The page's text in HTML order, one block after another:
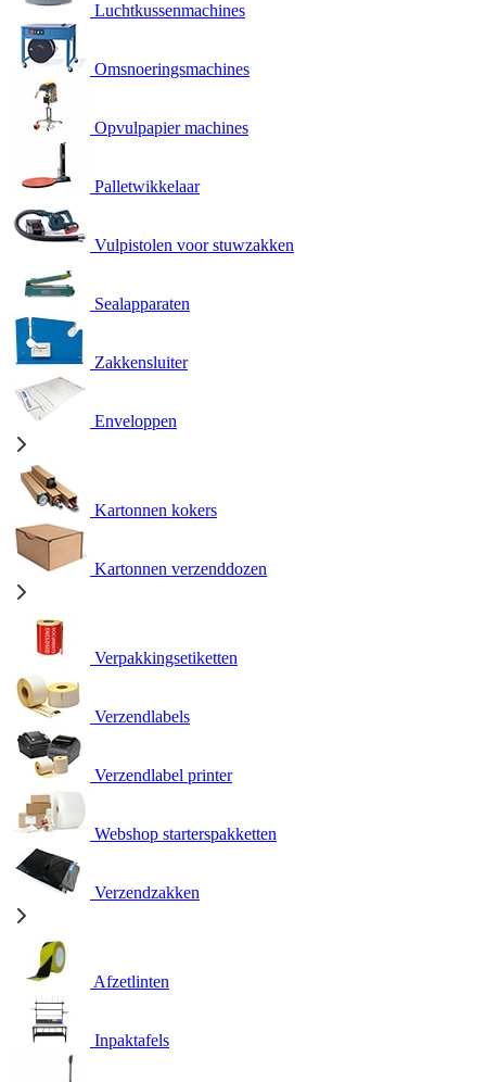
Luchtkussenmachines
Omsnoeringsmachines
Opvulpapier machines
Palletwikkelaar
Vulpistolen voor stuwzakken
Sealapparaten
Zakkensluiter
Enveloppen
Kartonnen kokers
Kartonnen verzenddozen
Verpakkingsetiketten
Verzendlabels
Verzendlabel printer
Webshop starterspakketten
Verzendzakken
Afzetlinten
Inpaktafels